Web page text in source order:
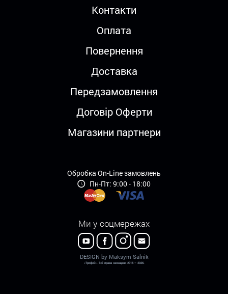
Контакти
Оплата
Повернення
Доставка
Передзамовлення
Договір Оферти
Магазини партнери
Обробка On-Line замовлень
Пн-Пт: 9:00 - 18:00
Ми у соцмережах
DESIGN by Maksym Salnik
«Трофей». Всі права захищено 2016 – 2026.